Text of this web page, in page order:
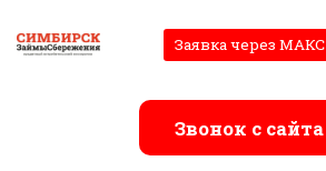
Заявка через МАКС
Звонок с сайта